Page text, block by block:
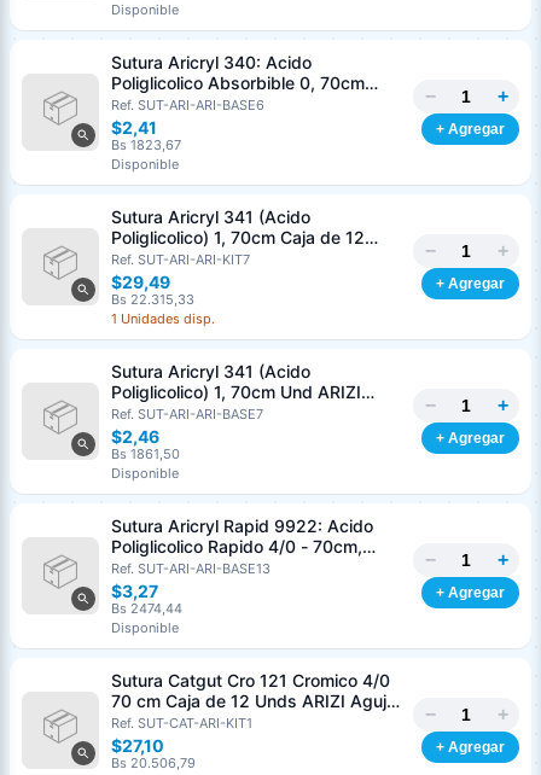
Disponible
Sutura Aricryl 340: Acido
Poliglicolico Absorbible 0, 70cm
Und ARIZI Aguja de 1/2 Punta
Cónica 36mm
Ref. SUT-ARI-ARI-BASE6
$2,41
Bs 1823,67
Disponible
− +
+ Agregar
Sutura Aricryl 341 (Acido
Poliglicolico) 1, 70cm Caja de 12
Unds ARIZI Aguja de 1/2 Circulo
Punta Conica 36mm
Ref. SUT-ARI-ARI-KIT7
$29,49
Bs 22.315,33
1 Unidades disp.
− +
+ Agregar
Sutura Aricryl 341 (Acido
Poliglicolico) 1, 70cm Und ARIZI
Aguja de 1/2 Circulo Punta Conica
36mm
Ref. SUT-ARI-ARI-BASE7
$2,46
Bs 1861,50
Disponible
− +
+ Agregar
Sutura Aricryl Rapid 9922: Acido
Poliglicolico Rapido 4/0 - 70cm,
aguja de 3/8 Corte Inverso 19mm
Und ARIZI Absorbible
Ref. SUT-ARI-ARI-BASE13
$3,27
Bs 2474,44
Disponible
− +
+ Agregar
Sutura Catgut Cro 121 Cromico 4/0
70 cm Caja de 12 Unds ARIZI Aguja
de 1/2 Circulo Punta Conica 26 mm
Ref. SUT-CAT-ARI-KIT1
$27,10
Bs 20.506,79
− +
+ Agregar
Teléfono (opcional)
Email (opcional)
Cancelar
Clave